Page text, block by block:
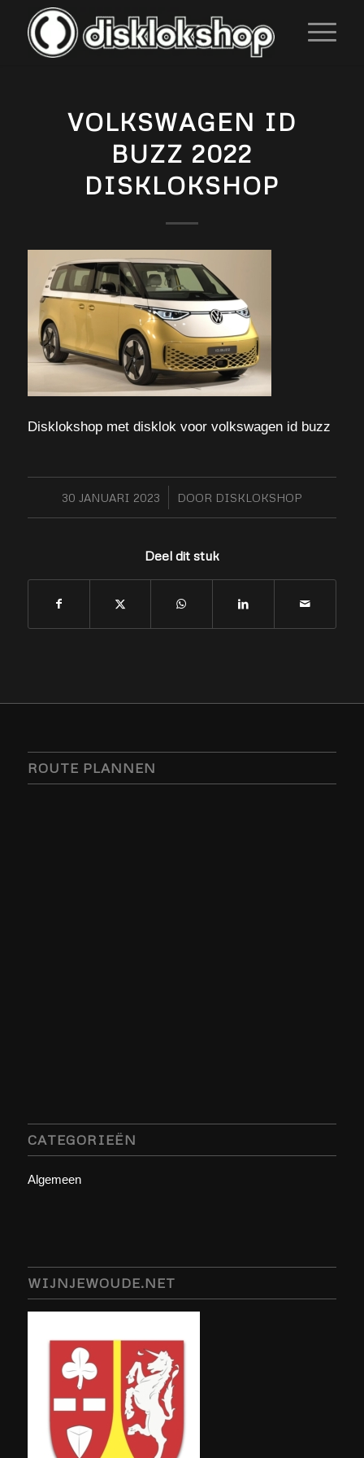
VOLKSWAGEN ID
BUZZ 2022
DISKLOKSHOP
Disklokshop met disklok voor volkswagen id buzz
30 JANUARI 2023
/ DOOR DISKLOKSHOP
Deel dit stuk
ROUTE PLANNEN
CATEGORIEËN
Algemeen
WIJNJEWOUDE.NET